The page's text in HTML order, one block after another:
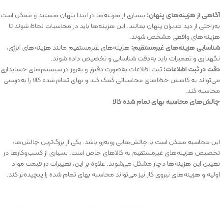
آگاهیازهزینه‌هایپنهان: بسیاری از هزینه‌هادرابتداپنهان هستندوممکن است
به‌راحتی ازدیدمدیرانپنهان بمانند. این هزینه‌ها بایددرمحاسبات لحاظشوندتا
هزینه‌هایواقعیمشخصشوند.
شناساییهزینه‌هایغیرمستقیم: هزینه‌های غیرمستقیممانند هزینه‌های انرژی،
نگهداریوتعمیرات باید به‌دقتشناساییوتخصیصدادهشوند.
دقتدرثبتاطلاعات:ثبت اطلاعات به‌صورتدقیقو به‌روزدرسیستم‌های حسابداری
می‌تواند بهکاهش خطاهایمحاسباتیکمککندو بهایتمامشدهکالا را به‌درستی
محاسبهکند.
چالش‌هایمحاسبهبهایتمامشدهکالا
اینمحاسبهممکن است با چالش‌هاییروبه‌رو باشد.یکی از بزرگ‌ترین چالش‌ها،
تخصیص هزینه‌های غیرمستقیم بهکالاهای خاص است. بسیاری ازکسب‌وکارهادر
تعیین این هزینه‌هادچارمشکلمی‌شوند. علاوه بر این،تغییراتدرقیمتمواد
اولیهو هزینه‌های نیرویکارنیزمی‌تواندمحاسبه بهایتمامشده را پیچیده‌ترکند.